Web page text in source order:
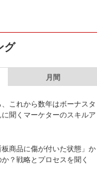
グ
月間
、これから数年はボーナスタ
聞くマーケターのスキルア
商品に傷が付いた状態」か
？戦略とプロセスを聞く